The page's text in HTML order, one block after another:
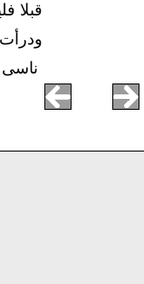
قبلا
ناسى